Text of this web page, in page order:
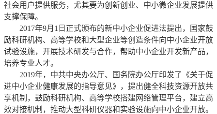
社会用户提供服务，尤其要为创新创业、中小微企业发展提供
支撑保障。
2017年9月1日正式颁布的新中小企业促进法提出，国家鼓
励科研机构、高等学校和大型企业等创造条件向中小企业开放
试验设施，开展技术研发与合作，帮助中小企业开发新产品，
培养专业人才。
2019年，中共中央办公厅、国务院办公厅印发了《关于促
进中小企业健康发展的指导意见》，提出健全科技资源开放共
享机制，鼓励科研机构、高等学校搭建网络管理平台，建立高
效对接机制，推动大型科研仪器和实验设施向中小企业开放。